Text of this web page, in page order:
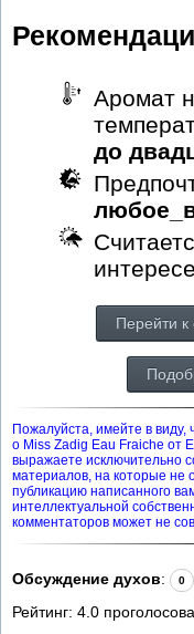
Аромат
до
Перейти
Пожалуйста, имейте в виду,
о Miss Zadig Eau Fraiche от
выражаете исключительно
материалов, на которые не
публикацию написанного
интеллектуальной
комментаторов может не
Обсуждение духов: 0
Рейтинг: 4.0